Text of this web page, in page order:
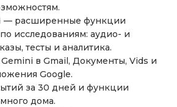
— расширенные функции
исследованиям: аудио- и
тесты и аналитика.
в Gmail, Документы, Vids и
Google.
за 30 дней и функции
дома.